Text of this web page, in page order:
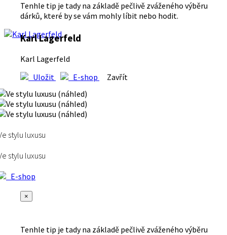
Tenhle tip je tady na základě pečlivě zváženého výběru
dárků, které by se vám mohly líbit nebo hodit.
Karl Lagerfeld
Karl Lagerfeld
Uložit
E-shop Zavřít
stylu luxusu
stylu luxusu
E-shop
×
Tenhle tip je tady na základě pečlivě zváženého výběru